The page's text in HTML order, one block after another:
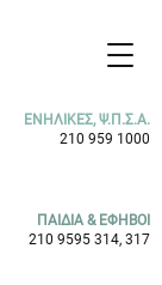
ΕΝΗΛΙΚΕΣ, Ψ.Π.Σ.Α.
210 959 1000
ΠΑΙΔΙΑ & ΕΦΗΒΟΙ
210 9595 314, 317